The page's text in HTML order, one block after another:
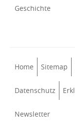
Geschichte
Home Sitemap
Datenschutz
Newsletter